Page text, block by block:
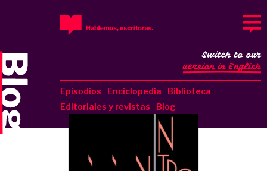
Episodios Enciclopedia
Biblioteca
Editoriales y revistas
Blog
Switch to our
version in English